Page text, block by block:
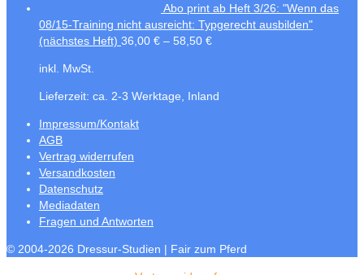
Abo print ab Heft 3/26: "Wenn das
08/15-Training nicht ausreicht: Typgerecht ausbilden"
(nächstes Heft) 36,00 € – 58,50 €
inkl. MwSt.
Lieferzeit: ca. 2-3 Werktage, Inland
Impressum/Kontakt
AGB
Vertrag widerrufen
Versandkosten
Datenschutz
Mediadaten
Fragen und Antworten
© 2004-2026 Dressur-Studien | Fair zum Pferd